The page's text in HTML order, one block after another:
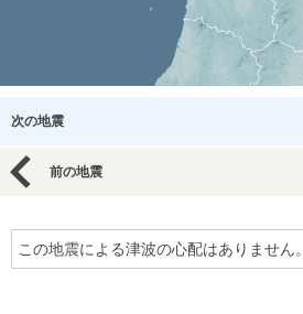
次の地震
前の地震
この地震による津波の心配はありません。